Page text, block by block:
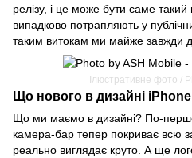
релізу, і це може бути саме
випадково потрапляють у
таким витокам ми майже завжди
Ілюстративне фото /
Що нового в дизайні
Що ми маємо в дизайні? По-
камера-бар тепер покриває всю
реально виглядає круто. А ще